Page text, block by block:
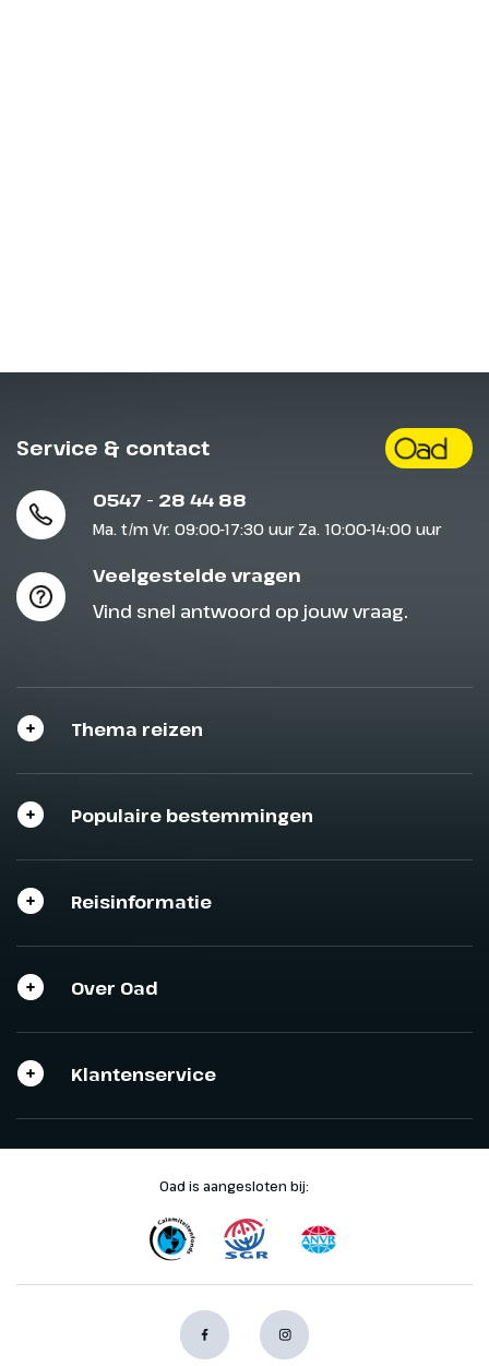
Service & contact
0547 - 28 44 88
Ma. t/m Vr. 09:00-17:30 uur Za. 10:00-14:00 uur
Veelgestelde vragen
Vind snel antwoord op jouw vraag.
Thema reizen
Populaire bestemmingen
Reisinformatie
Over Oad
Klantenservice
Oad is aangesloten bij: